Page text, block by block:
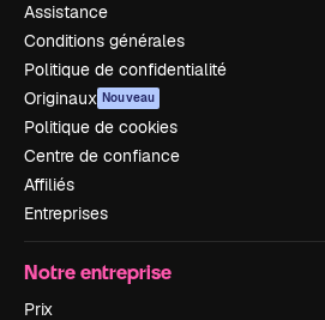
Assistance
Conditions générales
Politique de confidentialité
Originaux Nouveau
Politique de cookies
Centre de confiance
Affiliés
Entreprises
Notre entreprise
Prix